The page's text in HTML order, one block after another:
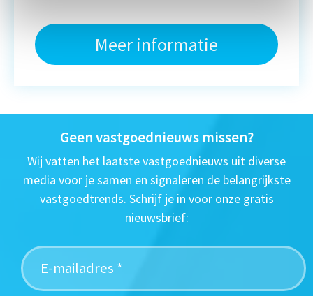
Meer informatie
Geen vastgoednieuws missen?
Wij vatten het laatste vastgoednieuws uit diverse
media voor je samen en signaleren de belangrijkste
vastgoedtrends. Schrijf je in voor onze gratis
nieuwsbrief: